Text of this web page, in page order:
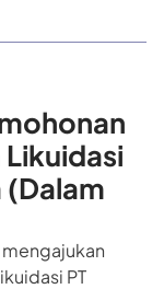
(Dalam
PT